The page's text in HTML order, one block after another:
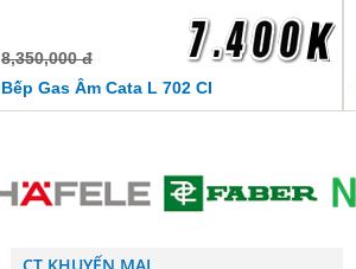
8,350,000 đ
Bếp Gas Âm Cata L 702 CI